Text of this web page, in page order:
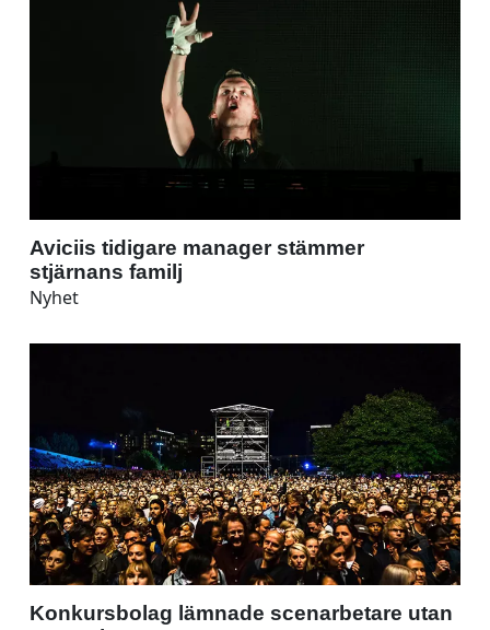
Aviciis tidigare manager stämmer
stjärnans familj
Nyhet
Konkursbolag lämnade scenarbetare utan